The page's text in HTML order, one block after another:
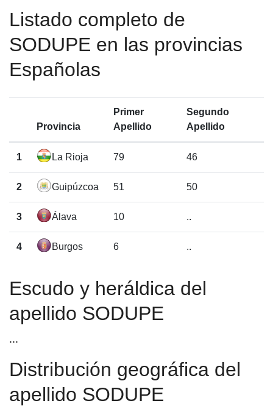
Listado completo de
SODUPE en las provincias
Españolas
Provincia
Primer
Apellido
Segundo
Apellido
1 La Rioja 79 46
2 Guipúzcoa 51 50
3 Álava 10 ..
4 Burgos 6 ..
Escudo y heráldica del
apellido SODUPE
...
Distribución geográfica del
apellido SODUPE